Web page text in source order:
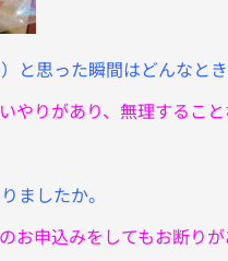
と思った瞬間はどんなとき
やりがあり、無理するこ
ましたか。
申込みをしてもお断りが